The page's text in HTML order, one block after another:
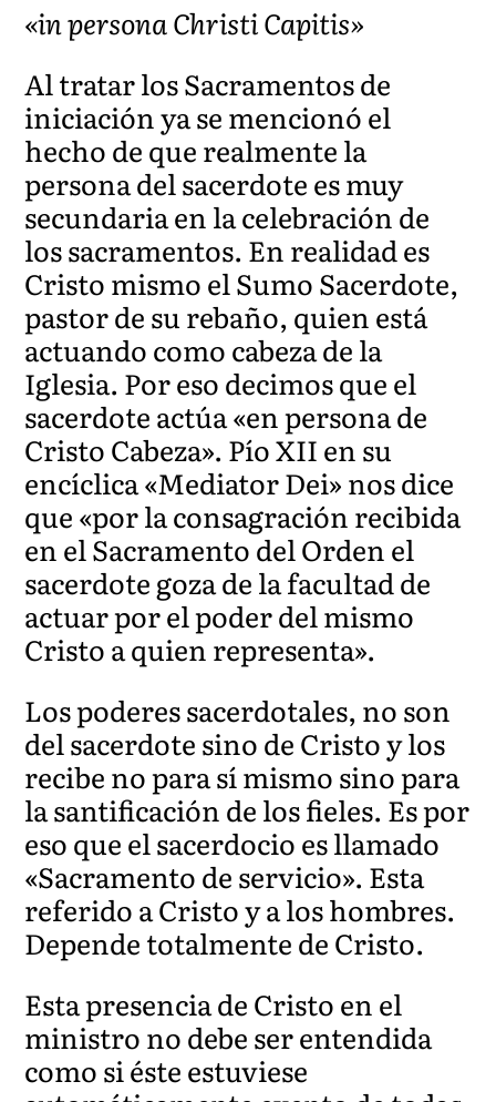
«in persona Christi Capitis»
Al tratar los Sacramentos de
iniciación ya se mencionó el
hecho de que realmente la
persona del sacerdote es muy
secundaria en la celebración de
los sacramentos. En realidad es
Cristo mismo el Sumo Sacerdote,
pastor de su rebaño, quien está
actuando como cabeza de la
Iglesia. Por eso decimos que el
sacerdote actúa «en persona de
Cristo Cabeza». Pío XII en su
encíclica «Mediator Dei» nos dice
que «por la consagración recibida
en el Sacramento del Orden el
sacerdote goza de la facultad de
actuar por el poder del mismo
Cristo a quien representa».
Los poderes sacerdotales, no son
del sacerdote sino de Cristo y los
recibe no para sí mismo sino para
la santificación de los fieles. Es por
eso que el sacerdocio es llamado
«Sacramento de servicio». Esta
referido a Cristo y a los hombres.
Depende totalmente de Cristo.
Esta presencia de Cristo en el
ministro no debe ser entendida
como si éste estuviese